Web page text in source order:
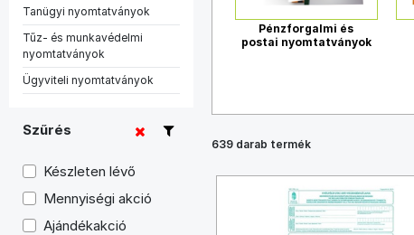
Tanügyi nyomtatványok
Tűz- és munkavédelmi
nyomtatványok
Ügyviteli nyomtatványok
Szűrés
Készleten lévő
Mennyiségi akció
Ajándékakció
Pénzforgalmi és
postai nyomtatványok
639 darab termék